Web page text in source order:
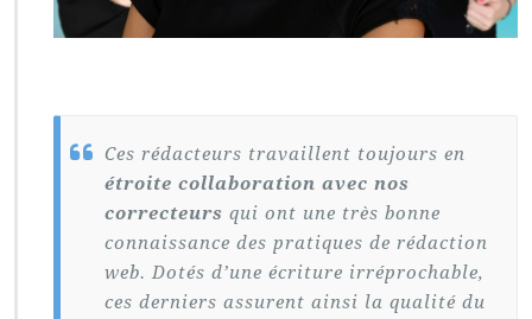
Ces rédacteurs travaillent toujours en
étroite collaboration avec nos
correcteurs qui ont une très bonne
connaissance des pratiques de rédaction
web. Dotés d’une écriture irréprochable,
ces derniers assurent ainsi la qualité du